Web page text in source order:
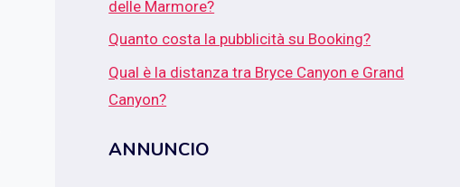
delle Marmore?
Quanto costa la pubblicità su Booking?
Qual è la distanza tra Bryce Canyon e Grand
Canyon?
ANNUNCIO